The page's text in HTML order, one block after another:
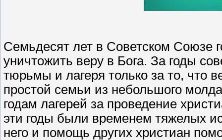
Семьдесят лет в Советском Союзе
уничтожить веру в Бога. За годы
тюрьмы и лагеря только за то, что
простой семьи из небольшого
годам лагерей за проведение
эти годы были временем тяжелых
него и помощь других христиан